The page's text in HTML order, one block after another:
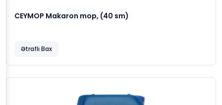
CEYMOP Makaron mop, (40 sm)
Ətraflı Bax